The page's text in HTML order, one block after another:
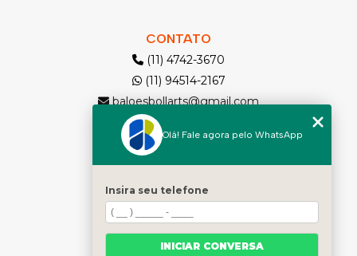
CONTATO
(11) 4742-3670
(11) 94514-2167
baloesbollarts@gmail.com
MENU
Solicite seu Orçamento
Home
Quem somos
Produtos
Contato
Olá! Fale agora pelo WhatsApp
Insira seu telefone
INICIAR CONVERSA